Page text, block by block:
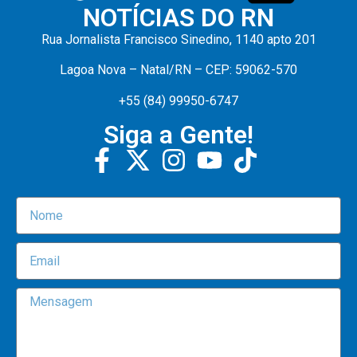
NOTÍCIAS DO RN
Rua Jornalista Francisco Sinedino, 1140 apto 201
Lagoa Nova – Natal/RN – CEP: 59062-570
+55 (84) 99950-6747
Siga a Gente!